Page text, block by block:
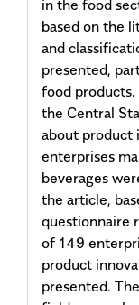
in the food
based on the
and
presented,
food
the Central
about product
enterprises
beverages
the article,
questionnaire
of 149
product
presented.